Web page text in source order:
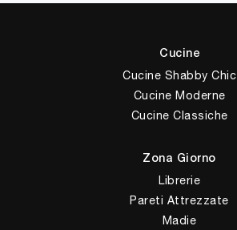
Cucine
Cucine Shabby Chic
Cucine Moderne
Cucine Classiche
Zona Giorno
Librerie
Pareti Attrezzate
Madie